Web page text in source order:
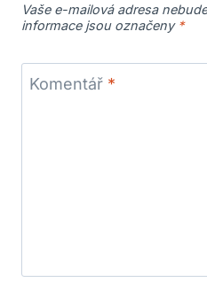
Vaše e-mailová adresa
informace jsou označeny *
Komentář *